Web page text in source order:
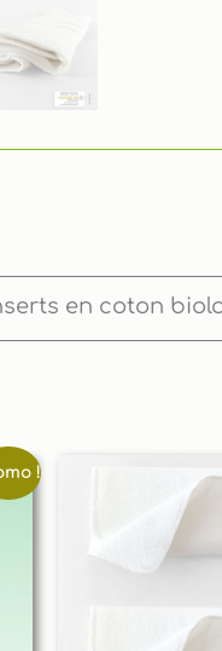
en coton
!